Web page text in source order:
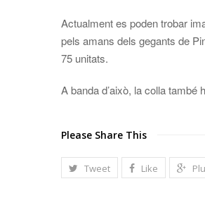
Actualment es poden trobar
pels amans dels gegants de
75 unitats.
A banda d’això, la colla també
Please Share This
Tweet Like